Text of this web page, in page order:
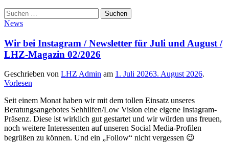
Suche
Suchen
nach:
News
Wir bei Instagram / Newsletter für Juli und August /
LHZ-Magazin 02/2026
Geschrieben von LHZ Admin am 1. Juli 20263. August 2026.
Vorlesen
Seit einem Monat haben wir mit dem tollen Einsatz unseres
Beratungsangebotes Sehhilfen/Low Vision eine eigene Instagram-
Präsenz. Diese ist wirklich gut gestartet und wir würden uns freuen,
noch weitere Interessenten auf unseren Social Media-Profilen
begrüßen zu können. Und ein „Follow“ nicht vergessen 😉